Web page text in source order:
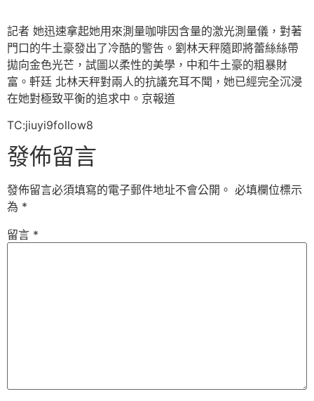
記者 她迅速拿起她用來測量咖啡因含量的激光測量儀，對著
門口的牛土豪發出了冷酷的警告。劉林天秤隨即將蕾絲絲帶
拋向金色光芒，試圖以柔性的美學，中和牛土豪的粗暴財
富。軒廷 北林天秤對兩人的抗議充耳不聞，她已經完全沉浸
在她對極致平衡的追求中。京報道
TC:jiuyi9follow8
發佈留言
發佈留言必須填寫的電子郵件地址不會公開。 必填欄位標示
為 *
留言 *